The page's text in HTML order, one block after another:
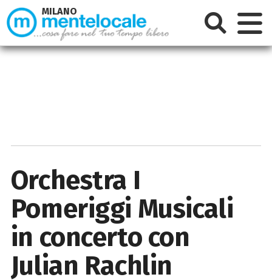
Orchestra I
Pomeriggi Musicali
in concerto con
Julian Rachlin
MILANO